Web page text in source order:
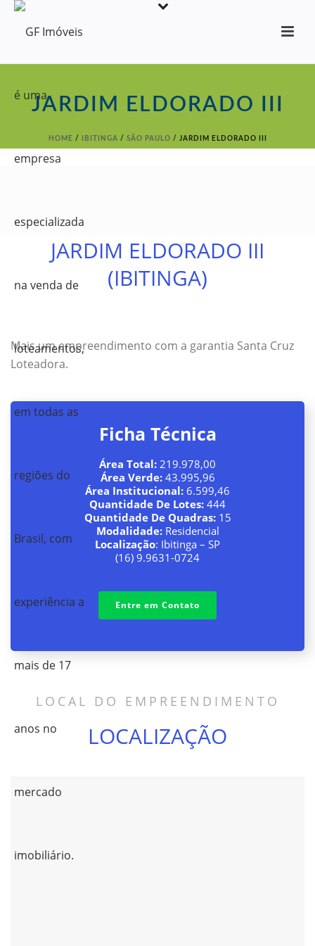
JARDIM ELDORADO III
HOME / IBITINGA / SÃO PAULO / JARDIM ELDORADO III
JARDIM ELDORADO III
(IBITINGA)
Mais um empreendimento com a garantia Santa Cruz
Loteadora.
Ficha Técnica
Área Total: 219.978,00
Área Verde:43.995,96
Área Institucional: 6.599,46
Quantidade De Lotes: 444
Quantidade De Quadras:15
Modalidade:Residencial
Localização: Ibitinga – SP
(16) 9.9631-0724
Entre em Contato
LOCAL DO EMPREENDIMENTO
LOCALIZAÇÃO